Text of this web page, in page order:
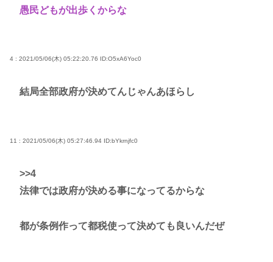
愚民どもが出歩くからな
4 : 2021/05/06(木) 05:22:20.76 ID:O5xA6Yoc0
結局全部政府が決めてんじゃんあほらし
11 : 2021/05/06(木) 05:27:46.94 ID:bYkrnjfc0
>>4
法律では政府が決める事になってるからな
都が条例作って都税使って決めても良いんだぜ